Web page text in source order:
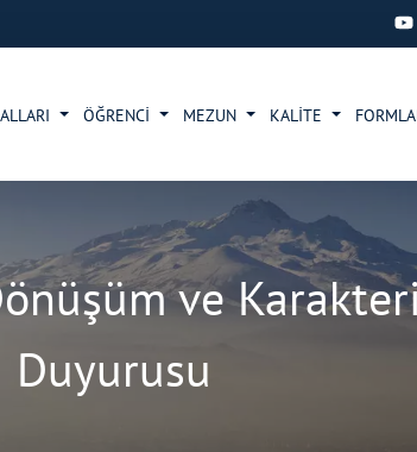
ÖĞRENCİ MEZUN KALİTE
ve
Duyurusu